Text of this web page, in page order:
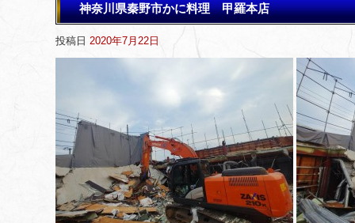
神奈川県秦野市かに料理 甲羅本店
投稿日 2020年7月22日